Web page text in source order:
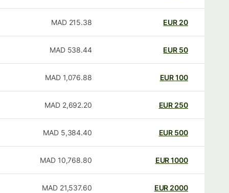
20
EUR
215.38
MAD
50
EUR
538.44
MAD
100
EUR
1,076.88
MAD
250
EUR
2,692.20
MAD
500
EUR
5,384.40
MAD
1000
EUR
10,768.80
MAD
2000
EUR
21,537.60
MAD